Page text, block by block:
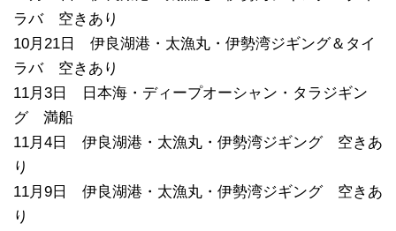
ラバ 空きあり
10月21日 伊良湖港・太漁丸・伊勢湾ジギング＆タイ
ラバ 空きあり
11月3日 日本海・ディープオーシャン・タラジギン
グ 満船
11月4日 伊良湖港・太漁丸・伊勢湾ジギング 空きあ
り
11月9日 伊良湖港・太漁丸・伊勢湾ジギング 空きあ
り